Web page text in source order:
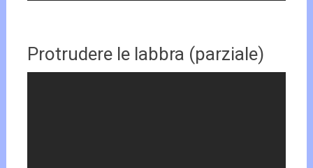
Protrudere le labbra (parziale)